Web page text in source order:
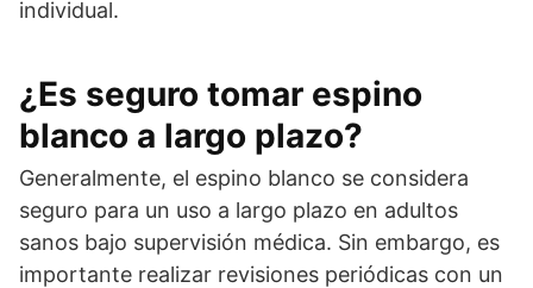
individual.
¿Es seguro tomar espino
blanco a largo plazo?
Generalmente, el espino blanco se considera
seguro para un uso a largo plazo en adultos
sanos bajo supervisión médica. Sin embargo, es
importante realizar revisiones periódicas con un